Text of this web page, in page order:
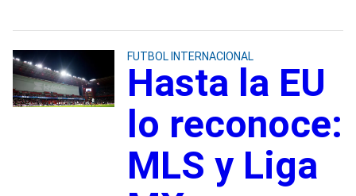
FUTBOL INTERNACIONAL
Hasta la EU
lo reconoce:
MLS y Liga